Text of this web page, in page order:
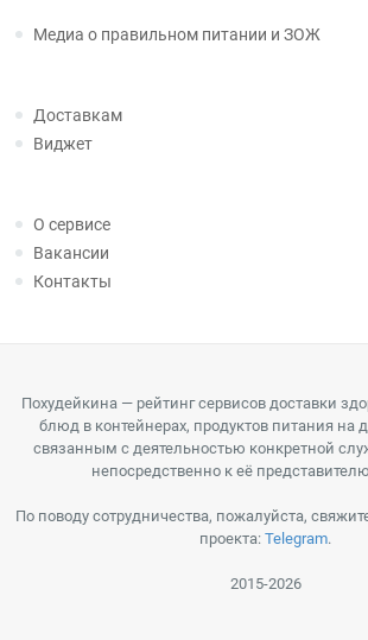
Медиа о правильном питании и ЗОЖ
Доставкам
Виджет
О сервисе
Вакансии
Контакты
Похудейкина — рейтинг сервисов доставки
блюд в контейнерах, продуктов питания на
связанным с деятельностью конкретной
непосредственно к её
По поводу сотрудничества, пожалуйста,
проекта:Telegram.
2015-2026